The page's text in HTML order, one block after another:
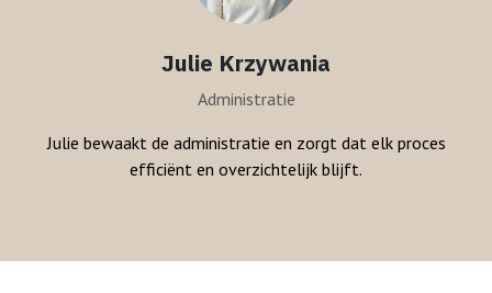
Julie Krzywania
Administratie
Julie bewaakt de administratie en zorgt dat elk proces
efficiënt en overzichtelijk blijft.